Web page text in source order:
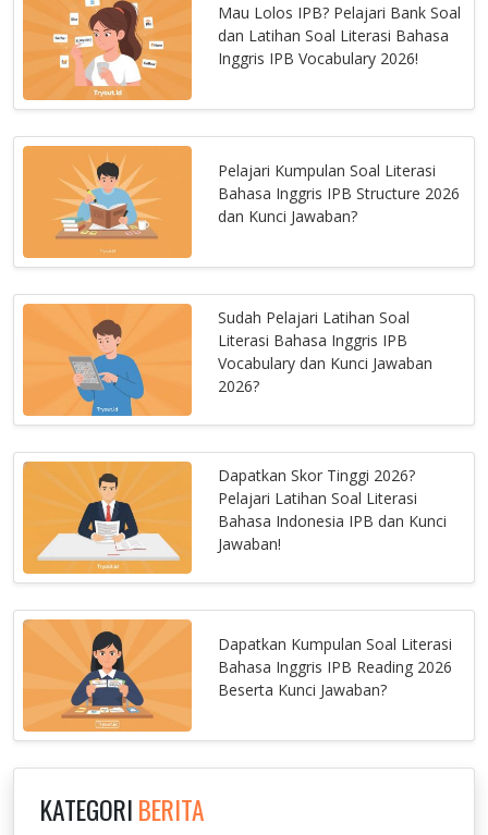
Mau Lolos IPB? Pelajari Bank Soal
dan Latihan Soal Literasi Bahasa
Inggris IPB Vocabulary 2026!
Pelajari Kumpulan Soal Literasi
Bahasa Inggris IPB Structure 2026
dan Kunci Jawaban?
Sudah Pelajari Latihan Soal
Literasi Bahasa Inggris IPB
Vocabulary dan Kunci Jawaban
2026?
Dapatkan Skor Tinggi 2026?
Pelajari Latihan Soal Literasi
Bahasa Indonesia IPB dan Kunci
Jawaban!
Dapatkan Kumpulan Soal Literasi
Bahasa Inggris IPB Reading 2026
Beserta Kunci Jawaban?
KATEGORI BERITA